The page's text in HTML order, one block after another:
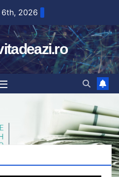
6th, 2026